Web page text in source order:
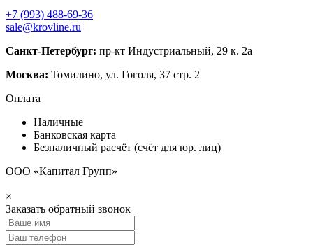
+7 (993) 488-69-36
sale@krovline.ru
Санкт-Петербург: пр-кт Индустриальный, 29 к. 2а
Москва: Томилино, ул. Гоголя, 37 стр. 2
Оплата
Наличные
Банковская карта
Безналичный расчёт (счёт для юр. лиц)
ООО «Капитал Групп»
×
Заказать обратный звонок